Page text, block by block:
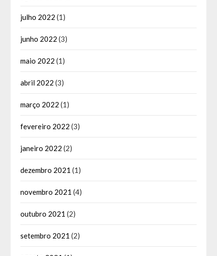
julho 2022 (1)
junho 2022 (3)
maio 2022 (1)
abril 2022 (3)
março 2022 (1)
fevereiro 2022 (3)
janeiro 2022 (2)
dezembro 2021 (1)
novembro 2021 (4)
outubro 2021 (2)
setembro 2021 (2)